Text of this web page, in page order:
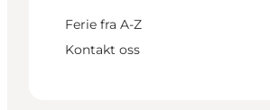
Ferie fra A-Z
Kontakt oss